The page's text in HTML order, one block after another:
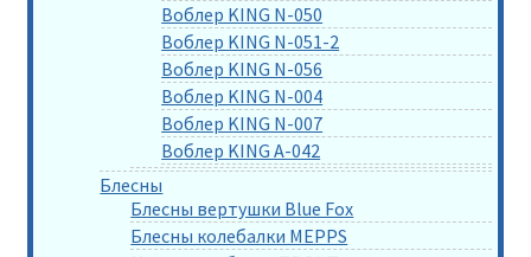
Воблер KING N-050
Воблер KING N-051-2
Воблер KING N-056
Воблер KING N-004
Воблер KING N-007
Воблер KING A-042
Блесны
Блесны вертушки Blue Fox
Блесны колебалки MEPPS